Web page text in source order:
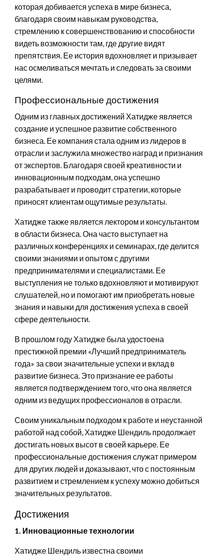
которая добивается успеха в мире бизнеса,
благодаря своим навыкам руководства,
стремлению к совершенствованию и способности
видеть возможности там, где другие видят
препятствия. Ее история вдохновляет и призывает
нас осмеливаться мечтать и следовать за своими
целями.
Профессиональные достижения
Одним из главных достижений Хатидже является
создание и успешное развитие собственного
бизнеса. Ее компания стала одним из лидеров в
отрасли и заслужила множество наград и признания
от экспертов. Благодаря своей креативности и
инновационным подходам, она успешно
разрабатывает и проводит стратегии, которые
приносят клиентам ощутимые результаты.
Хатидже также является лектором и консультантом
в области бизнеса. Она часто выступает на
различных конференциях и семинарах, где делится
своими знаниями и опытом с другими
предпринимателями и специалистами. Ее
выступления не только вдохновляют и мотивируют
слушателей, но и помогают им приобретать новые
знания и навыки для достижения успеха в своей
сфере деятельности.
В прошлом году Хатидже была удостоена
престижной премии «Лучший предприниматель
года» за свои значительные успехи и вклад в
развитие бизнеса. Это признание ее работы
является подтверждением того, что она является
одним из ведущих профессионалов в отрасли.
Своим уникальным подходом к работе и неустанной
работой над собой, Хатидже Шендиль продолжает
достигать новых высот в своей карьере. Ее
профессиональные достижения служат примером
для других людей и доказывают, что с постоянным
развитием и стремлением к успеху можно добиться
значительных результатов.
Достижения
1. Инновационные технологии
Хатидже Шендиль известна своими